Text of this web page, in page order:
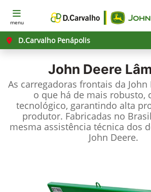
menu
D.Carvalho Penápolis
John Deere
As carregadoras frontais da
o que há de mais robusto,
tecnológico, garantindo alta
produtor. Fabricadas no
mesma assistência técnica dos
John Deere.